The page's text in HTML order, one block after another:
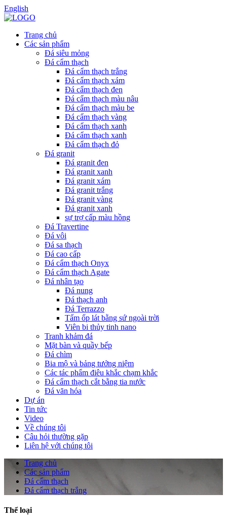
English
Trang chủ
Các sản phẩm
Đá siêu mỏng
Đá cẩm thạch
Đá cẩm thạch trắng
Đá cẩm thạch xám
Đá cẩm thạch đen
Đá cẩm thạch màu nâu
Đá cẩm thạch màu be
Đá cẩm thạch vàng
Đá cẩm thạch xanh
Đá cẩm thạch xanh
Đá cẩm thạch đỏ
Đá granit
Đá granit đen
Đá granit xanh
Đá granit xám
Đá granit trắng
Đá granit vàng
Đá granit xanh
sự trợ cấp màu hồng
Đá Travertine
Đá vôi
Đá sa thạch
Đá cao cấp
Đá cẩm thạch Onyx
Đá cẩm thạch Agate
Đá nhân tạo
Đá nung
Đá thạch anh
Đá Terrazzo
Tấm ốp lát bằng sứ ngoài trời
Viên bi thủy tinh nano
Tranh khảm đá
Mặt bàn và quầy bếp
Đá chìm
Bia mộ và bảng tưởng niệm
Các tác phẩm điêu khắc chạm khắc
Đá cẩm thạch cắt bằng tia nước
Đá văn hóa
Dự án
Tin tức
Video
Về chúng tôi
Câu hỏi thường gặp
Liên hệ với chúng tôi
Trang chủ
Các sản phẩm
Đá cẩm thạch
Đá cẩm thạch trắng
Thể loại